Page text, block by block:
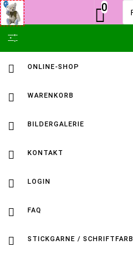
Personalisierte
Kinder und
Onlineshop
Sie wollen ein
personalisieren? Tolle
Unikate selbst
Baby Online Shop
Selbst gestickte
sind kein Problem.
0
ONLINE-SHOP
WARENKORB
BILDERGALERIE
KONTAKT
LOGIN
FAQ
STICKGARNE /
KInder Turnbeutel für